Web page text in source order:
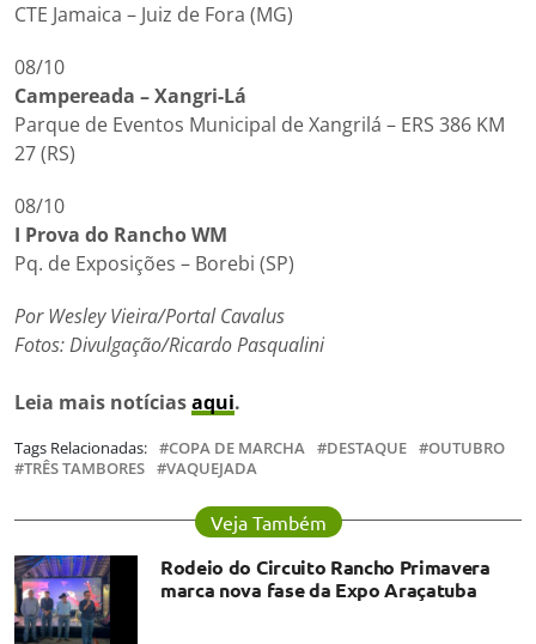
CTE Jamaica – Juiz de Fora (MG)
08/10
Campereada – Xangri-Lá
Parque de Eventos Municipal de Xangrilá – ERS 386 KM
27 (RS)
08/10
I Prova do Rancho WM
Pq. de Exposições – Borebi (SP)
Por Wesley Vieira/Portal Cavalus
Fotos: Divulgação/Ricardo Pasqualini
Leia mais notíciasaqui.
Tags Relacionadas: COPA DE MARCHA DESTAQUE
OUTUBRO
TRÊS TAMBORES
VAQUEJADA
Veja Também
Rodeio do Circuito Rancho Primavera
marca nova fase da Expo Araçatuba